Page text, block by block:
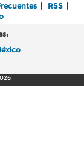
| RSS |